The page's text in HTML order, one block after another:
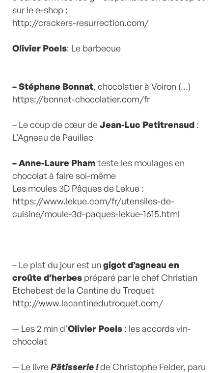
sur le e-shop :
http://crackers-resurrection.com/
Olivier Poels: Le barbecue
– Stéphane Bonnat, chocolatier à Voiron (…)
https://bonnat-chocolatier.com/fr
– Le coup de cœur deJean-Luc Petitrenaud :
L’Agneau de Pauillac
– Anne-Laure Pham teste les moulages en
chocolat à faire soi-même
Les moules 3D Pâques de Lekue :
https://www.lekue.com/fr/utensiles-de-
cuisine/moule-3d-paques-lekue-1615.html
– Le plat du jour est un gigot d’agneau en
croûte d’herbes préparé par le chef Christian
Etchebest de la Cantine du Troquet
http://www.lacantinedutroquet.com/
— Les 2 min d’Olivier Poels : les accords vin-
chocolat
— Le livrePâtisserie !de Christophe Felder, paru